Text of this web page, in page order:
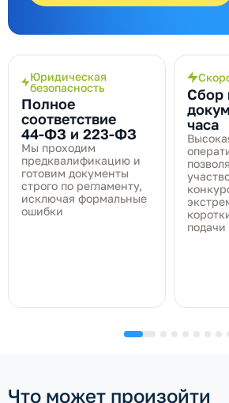
Юридическая
безопасность
Полное
соответствие
44‑ФЗ и 223‑ФЗ
Мы проходим
предквалификацию и
готовим документы
строго по регламенту,
исключая формальные
ошибки
Сбор
часа
подачи
Что может произойти